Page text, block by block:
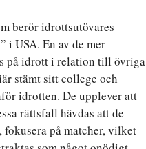
berör idrottsutövares
i USA. En av de mer
på idrott i relation till övriga
stämt sitt college och
idrotten. De upplever att
rättsfall hävdas att de
på matcher, vilket